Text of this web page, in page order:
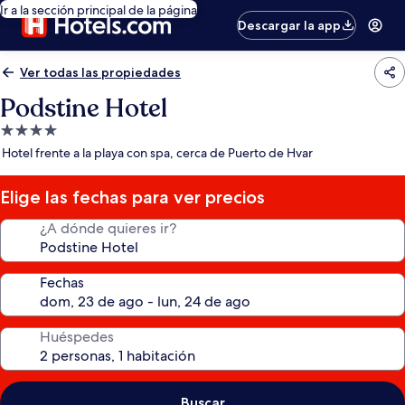
Ir a la sección principal de la página
Descargar la app
Ver todas las propiedades
Podstine Hotel
Propiedad
de
estrellas
Hotel frente a la playa con spa, cerca de Puerto de Hvar
Elige las fechas para ver precios
¿A dónde quieres ir?
Fechas
Huéspedes